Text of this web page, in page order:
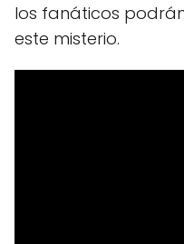
los fanáticos
este misterio.